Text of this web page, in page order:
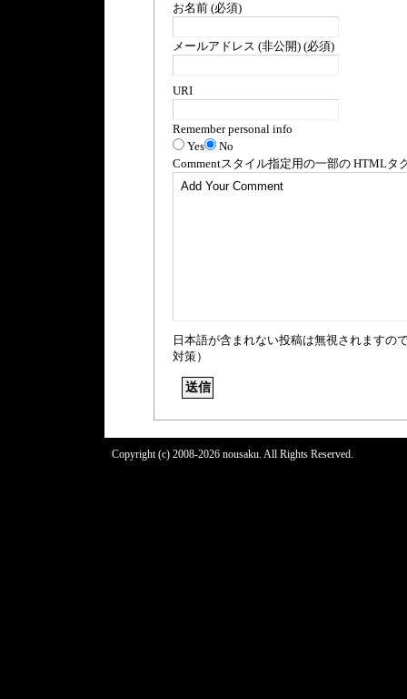
お名前 (必須)
メールアドレス (非公開) (必須)
URI
Remember personal info
Yes
No
Commentスタイル指定用の一部の HTMLタ
日本語が含まれない投稿は無視されますの
対策）
Copyright (c) 2008-2026 nousaku. All Rights Reserved.